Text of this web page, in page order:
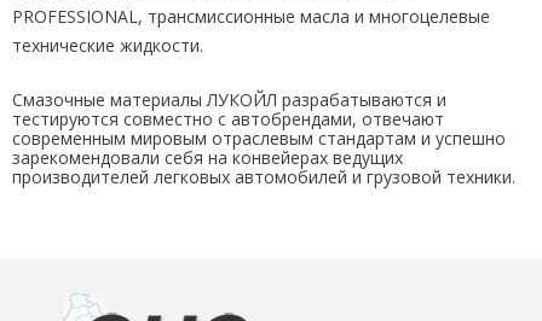
PROFESSIONAL, трансмиссионные масла и многоцелевые
технические жидкости.
Смазочные материалы ЛУКОЙЛ разрабатываются и
тестируются совместно с автобрендами, отвечают
современным мировым отраслевым стандартам и успешно
зарекомендовали себя на конвейерах ведущих
производителей легковых автомобилей и грузовой техники.